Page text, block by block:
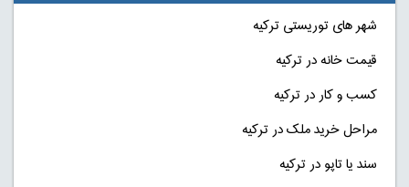
شهر های توریستی ترکیه
قیمت خانه در ترکیه
کسب و کار در ترکیه
مراحل خرید ملک در ترکیه
سند یا تاپو در ترکیه